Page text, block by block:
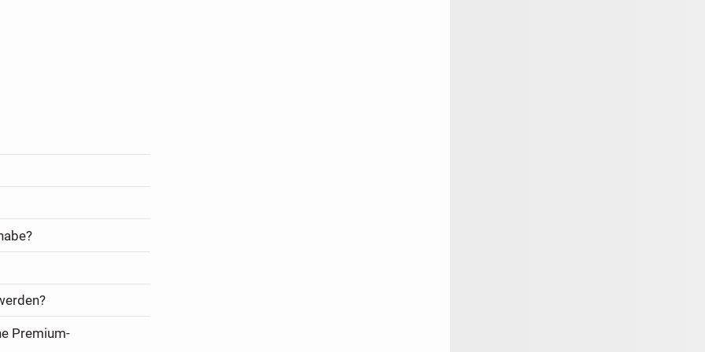
Premium-